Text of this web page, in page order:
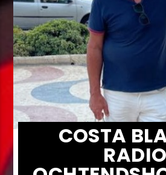
COSTA
RADIO